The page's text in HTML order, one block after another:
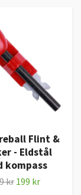
Flint &
- Eldstål
kompass
kr 199 kr